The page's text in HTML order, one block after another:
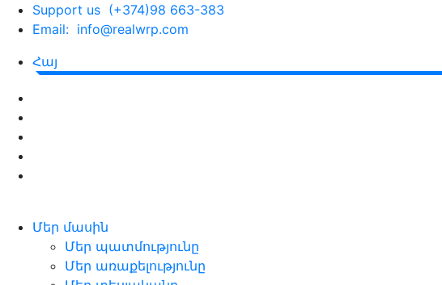
Support us (+374)98 663-383
Email: info@realwrp.com
Հայ
Մեր մասին
Մեր պատմությունը
Մեր առաքելությունը